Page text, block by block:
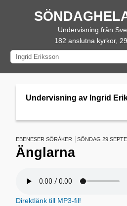
Undervisning från
182 anslutna kyrkor,
Undervisning av Ingrid
EBENESER SÖRÅKER SÖNDAG 29
Änglarna
Direktlänk till MP3-fil!